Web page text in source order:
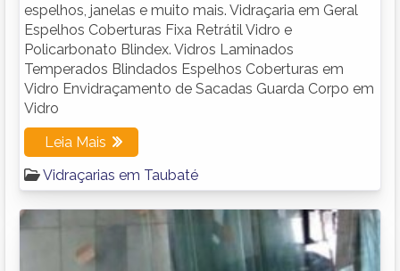
espelhos, janelas e muito mais. Vidraçaria em Geral
Espelhos Coberturas Fixa Retrátil Vidro e
Policarbonato Blindex. Vidros Laminados
Temperados Blindados Espelhos Coberturas em
Vidro Envidraçamento de Sacadas Guarda Corpo em
Vidro
Leia Mais
Vidraçarias em Taubaté